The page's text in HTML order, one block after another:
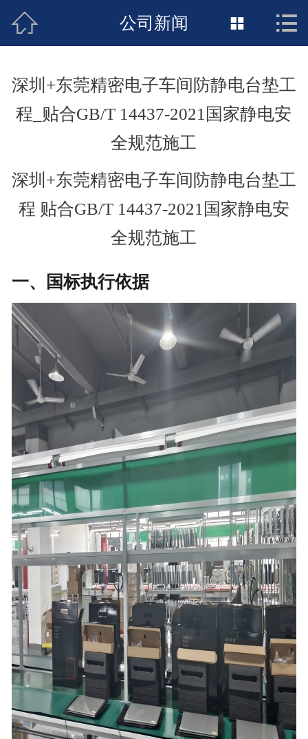
接地工程首页
新闻动态
案例展示
 公司新闻  
深圳+东莞精密电子车间防静电台垫工
程_贴合GB/T 14437-2021国家静电安
全规范施工
深圳+东莞精密电子车间防静电台垫工
程 贴合GB/T 14437-2021国家静电安
全规范施工
一、国标执行依据